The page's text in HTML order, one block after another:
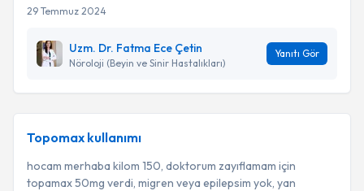
29 Temmuz 2024
Uzm. Dr. Fatma Ece Çetin
Nöroloji (Beyin ve Sinir Hastalıkları)
Yanıtı Gör
Topomax kullanımı
hocam merhaba kilom 150, doktorum zayıflamam için
topamax 50mg verdi, migren veya epilepsim yok, yan